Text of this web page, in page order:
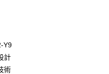
Y9
計
術